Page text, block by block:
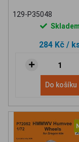
129-P35048
Skladem
284 Kč /
Do košíku